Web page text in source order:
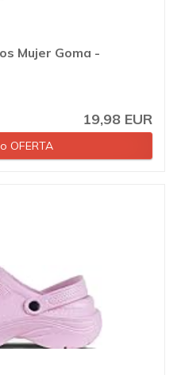
Mujer Goma -
19,98 EUR
OFERTA